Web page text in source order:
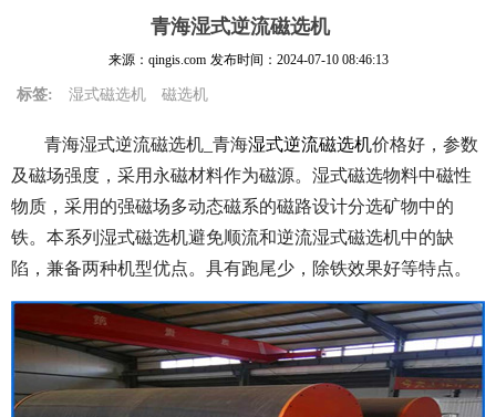
青海湿式逆流磁选机
来源：qingis.com 发布时间： 2024-07-10 08:46:13
标签: 湿式磁选机 磁选机
青海湿式逆流磁选机_青海湿式逆流磁选机价格好，参数
及磁场强度，采用永磁材料作为磁源。湿式磁选物料中磁性
物质，采用的强磁场多动态磁系的磁路设计分选矿物中的
铁。本系列湿式磁选机避免顺流和逆流湿式磁选机中的缺
陷，兼备两种机型优点。具有跑尾少，除铁效果好等特点。